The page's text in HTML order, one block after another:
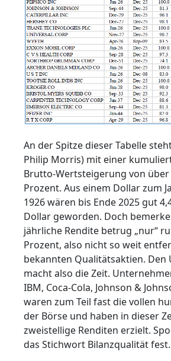
An der Spitze dieser Tabelle
Philip Morris) mit einer
Brutto‑Wertsteigerung von
Prozent. Aus einem Dollar zum
1926 wären bis Ende 2025 gut
Dollar geworden. Doch
jährliche Rendite betrug „nur“
Prozent, also nicht so weit
bekannten Qualitätsaktien. Den
macht also die Zeit.
IBM, Coca‑Cola, Johnson &
waren zum Teil fast die vollen
der Börse und haben in dieser
zweistellige Renditen erzielt.
das Stichwort Bilanzqualität fest.